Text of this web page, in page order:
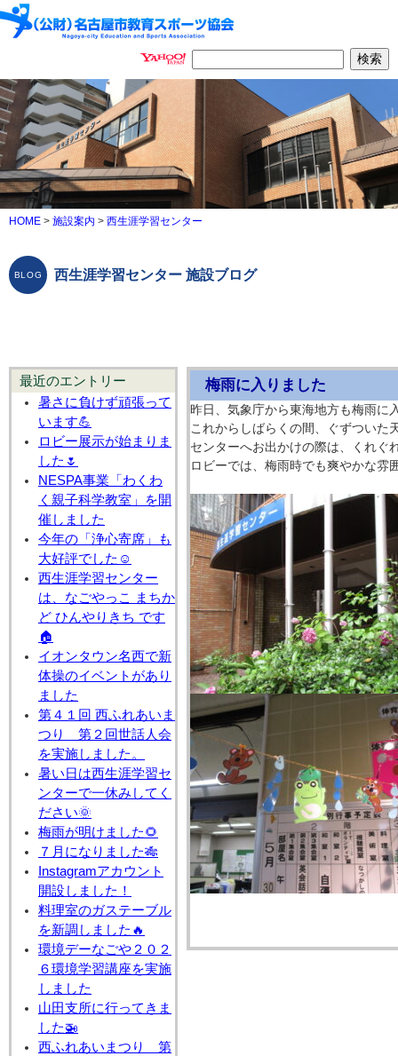
HOME > 施設案内 > 西生涯学習センター
西生涯学習センター 施設ブログ
最近のエントリー
暑さに負けず頑張って
います💪
ロビー展示が始まりま
した🌷
NESPA事業「わくわ
く親子科学教室」を開
催しました
今年の「浄心寄席」も
大好評でした☺
西生涯学習センター
は、なごやっこ まちか
ど ひんやりきち です
🏠
イオンタウン名西で新
体操のイベントがあり
ました
第４１回 西ふれあいま
つり 第２回世話人会
を実施しました。
暑い日は西生涯学習セ
ンターで一休みしてく
ださい🌞
梅雨が明けました🌻
７月になりました🎋
Instagramアカウント
開設しました！
料理室のガステーブル
を新調しました🔥
環境デーなごや２０２
６環境学習講座を実施
しました
山田支所に行ってきま
した🚁
西ふれあいまつり 第
梅雨に入りました
昨日、気象庁から東海地方も梅雨に
これからしばらくの間、ぐずついた
センターへお出かけの際は、くれぐ
ロビーでは、梅雨時でも爽やかな雰